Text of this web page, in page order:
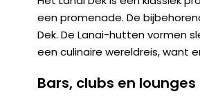
een promenade. De
Dek. De Lanai-hutten vormen
een culinaire wereldreis, want
Bars, clubs en lounges